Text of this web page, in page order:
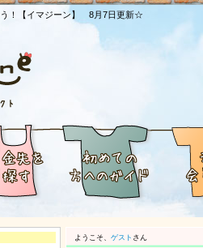
！【イマジーン】 8月7日更新☆
ようこそ、 ゲスト さん